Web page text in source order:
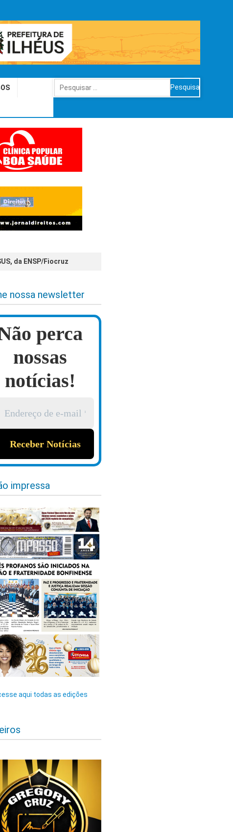
Pesquisar
por:
da ENSP/Fiocruz
nossa newsletter
perca
nossas
notícias!
impressa
aqui todas as edições